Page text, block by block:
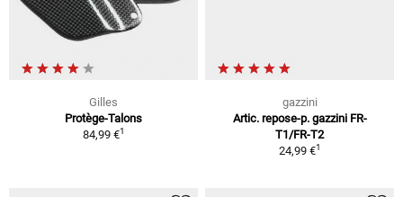
Gilles
Protège-Talons
84,99 €1
gazzini
Artic. repose-p. gazzini FR-
T1/FR-T2
24,99 €1